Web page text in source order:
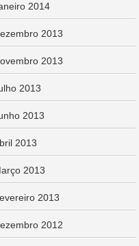
2014
2013
2013
2013
2013
2013
2013
2013
2012